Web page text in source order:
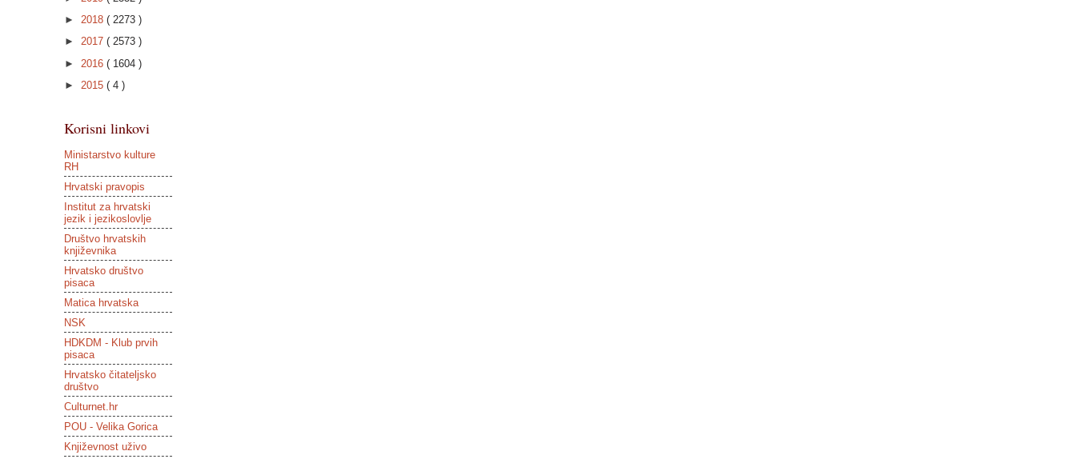
► 2018 ( 2273 )
► 2017 ( 2573 )
► 2016 ( 1604 )
► 2015 ( 4 )
Korisni linkovi
Ministarstvo kulture
RH
Hrvatski pravopis
Institut za hrvatski
jezik i jezikoslovlje
Društvo hrvatskih
književnika
Hrvatsko društvo
pisaca
Matica hrvatska
NSK
HDKDM - Klub prvih
pisaca
Hrvatsko čitateljsko
društvo
Culturnet.hr
POU - Velika Gorica
Književnost uživo